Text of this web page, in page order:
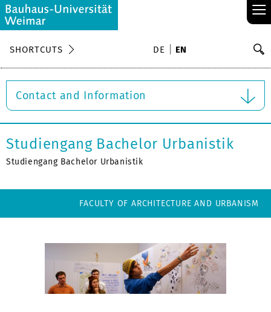
≡
SHORTCUTS DE EN
Contact and Information
Studiengang Bachelor Urbanistik
Studiengang Bachelor Urbanistik
FACULTY OF ARCHITECTURE AND URBANISM